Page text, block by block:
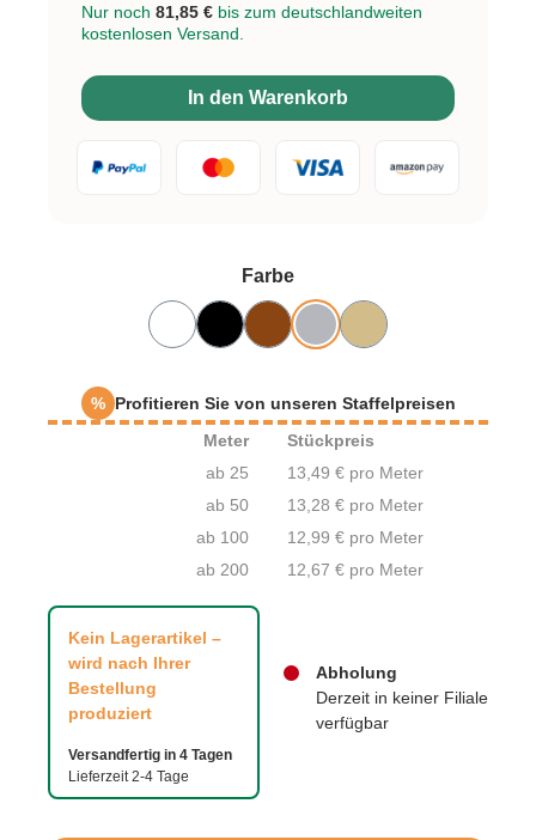
Kein Lagerartikel –
wird nach Ihrer
Bestellung
produziert
Versandfertig in 4 Tagen
Lieferzeit 2-4 Tage
Abholung
Derzeit in keiner Filiale
verfügbar
Farbeauswählen
% Profitieren Sie von unseren Staffelpreisen
Meter
Stückpreis
ab 25
13,49 € pro Meter
ab 50
13,28 € pro Meter
ab 100
12,99 € pro Meter
ab 200
12,67 € pro Meter
Nur noch 81,85 € bis zum deutschlandweiten
kostenlosen Versand.
In den Warenkorb